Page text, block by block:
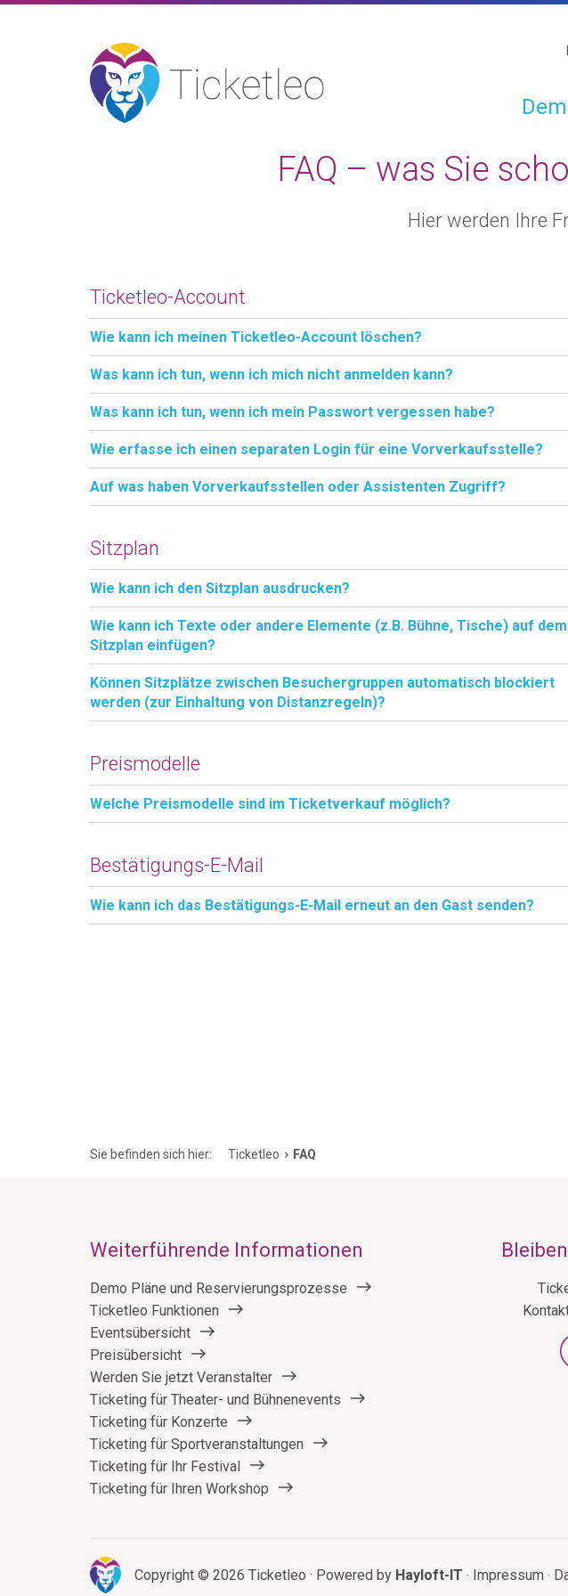
FAQ – was Sie
Hier werden Ihre
Ticketleo-Account
Wie kann ich meinen Ticketleo-Account löschen?
Was kann ich tun, wenn ich mich nicht anmelden kann?
Was kann ich tun, wenn ich mein Passwort vergessen habe?
Wie erfasse ich einen separaten Login für eine Vorverkaufsstelle?
Auf was haben Vorverkaufsstellen oder Assistenten Zugriff?
Sitzplan
Wie kann ich den Sitzplan ausdrucken?
Wie kann ich Texte oder andere Elemente (z.B. Bühne, Tische) auf dem
Sitzplan einfügen?
Können Sitzplätze zwischen Besuchergruppen automatisch blockiert
werden (zur Einhaltung von Distanzregeln)?
Preismodelle
Welche Preismodelle sind im Ticketverkauf möglich?
Bestätigungs-E-Mail
Wie kann ich das Bestätigungs-E-Mail erneut an den Gast senden?
Sie befinden sich hier: Ticketleo FAQ
Weiterführende Informationen
Demo Pläne und Reservierungsprozesse
Ticketleo Funktionen
Eventsübersicht
Preisübersicht
Werden Sie jetzt Veranstalter
Ticketing für Theater- und Bühnenevents
Ticketing für Konzerte
Ticketing für Sportveranstaltungen
Ticketing für Ihr Festival
Ticketing für Ihren Workshop
Copyright © 2026 Ticketleo · Powered by Hayloft-IT Impressum